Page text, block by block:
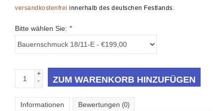
-
ZUM WARENKORB HINZUFÜGEN
Lieferzeit:1 bis 3 Werktage